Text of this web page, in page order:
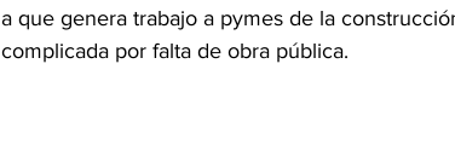
a que genera trabajo a pymes de la
complicada por falta de obra pública.